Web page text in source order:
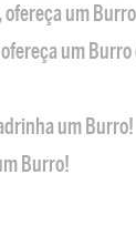
um
um
um Burro!
Burro!